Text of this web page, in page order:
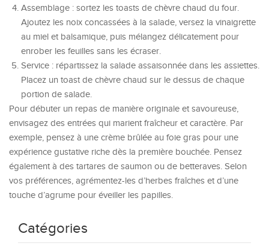
Assemblage : sortez les toasts de chèvre chaud du four.
Ajoutez les noix concassées à la salade, versez la vinaigrette
au miel et balsamique, puis mélangez délicatement pour
enrober les feuilles sans les écraser.
Service : répartissez la salade assaisonnée dans les assiettes.
Placez un toast de chèvre chaud sur le dessus de chaque
portion de salade.
Pour débuter un repas de manière originale et savoureuse,
envisagez des entrées qui marient fraîcheur et caractère. Par
exemple, pensez à une crème brûlée au foie gras pour une
expérience gustative riche dès la première bouchée. Pensez
également à des tartares de saumon ou de betteraves. Selon
vos préférences, agrémentez-les d’herbes fraîches et d’une
touche d’agrume pour éveiller les papilles.
Catégories